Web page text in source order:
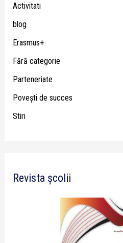
Activitati
blog
Erasmus+
Fără categorie
Parteneriate
Poveşti de succes
Stiri
Revista școlii